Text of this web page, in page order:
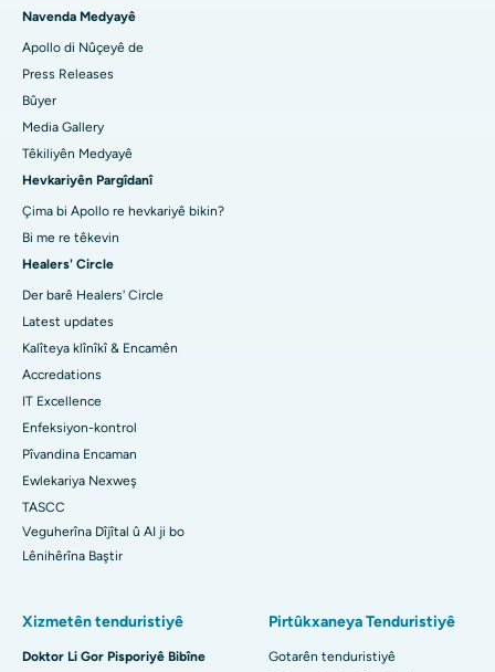
Navenda Medyayê
Apollo di Nûçeyê de
Press Releases
Bûyer
Media Gallery
Têkiliyên Medyayê
Hevkariyên Pargîdanî
Çima bi Apollo re hevkariyê bikin?
Bi me re têkevin
Healers' Circle
Der barê Healers' Circle
Latest updates
Kalîteya klînîkî & Encamên
Accredations
IT Excellence
Enfeksiyon-kontrol
Pîvandina Encaman
Ewlekariya Nexweş
TASCC
Veguherîna Dîjîtal û AI ji bo
Lênihêrîna Baştir
Xizmetên tenduristiyê
Doktor Li Gor Pisporiyê Bibîne
Pirtûkxaneya Tenduristiyê
Gotarên tenduristiyê